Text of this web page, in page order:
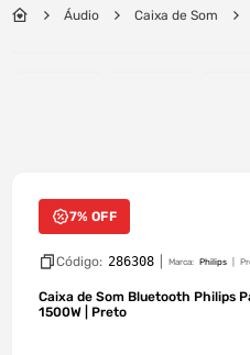
Áudio Caixa de Som
7% OFF
Código: 286308 Marca: Philips
Caixa de Som Bluetooth Philips
1500W | Preto